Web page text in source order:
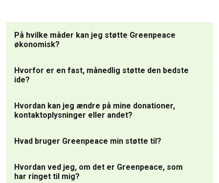
På hvilke måder kan jeg støtte Greenpeace
økonomisk?
Hvorfor er en fast, månedlig støtte den bedste
ide?
Hvordan kan jeg ændre på mine donationer,
kontaktoplysninger eller andet?
Hvad bruger Greenpeace min støtte til?
Hvordan ved jeg, om det er Greenpeace, som
har ringet til mig?